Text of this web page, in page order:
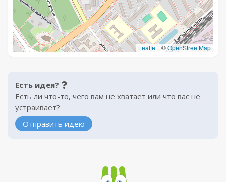
Leaflet | ©OpenStreetMap
Есть идея?
Есть ли что-то, чего вам не хватает или что вас не
устраивает?
Отправить идею